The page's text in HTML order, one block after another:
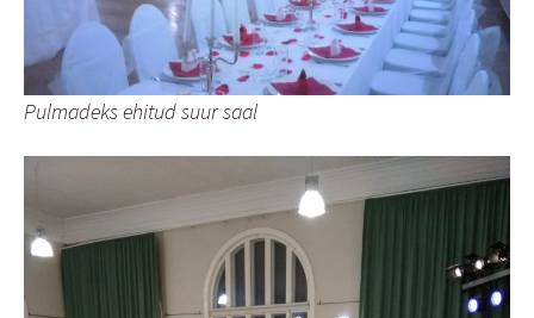
Pulmadeks ehitud suur saal